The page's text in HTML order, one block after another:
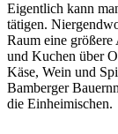
Eigentlich kann
tätigen.
Raum eine
und Kuchen über
Käse, Wein und
Bamberger
die Einheimischen.